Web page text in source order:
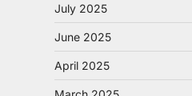
July 2025
June 2025
April 2025